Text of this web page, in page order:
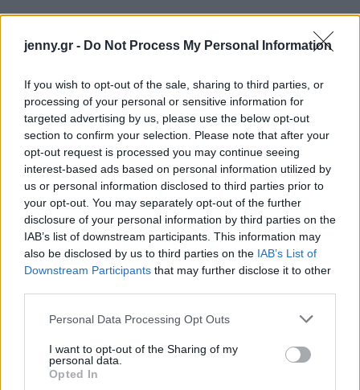
jenny.gr - Do Not Process My Personal Information
If you wish to opt-out of the sale, sharing to third parties, or
processing of your personal or sensitive information for
targeted advertising by us, please use the below opt-out
section to confirm your selection. Please note that after your
opt-out request is processed you may continue seeing
interest-based ads based on personal information utilized by
us or personal information disclosed to third parties prior to
your opt-out. You may separately opt-out of the further
disclosure of your personal information by third parties on the
IAB’s list of downstream participants. This information may
also be disclosed by us to third parties on the IAB’s List of
Downstream Participants that may further disclose it to other
Please note that this website/app uses one or more Google
not limited to your visit or usage behaviour. You may click to
grant or deny consent to Google and its third-party tags to
use your data for below specified purposes in below Google
Personal Data Processing Opt Outs
I want to opt-out of the Sharing of my
personal data.
Opted In
2. Όχι contouring, όχι
μουτζούρες και όχι
φρεσκαρίσματα
Το βαρύ contouringείναι απαγορευμένο για τη
βασιλική οικογένεια. Εάν χρειάζονται λίγο χρώμα,
ποτέ να έχουν μουτζουρωμένο μακιγιάζ ματιών.